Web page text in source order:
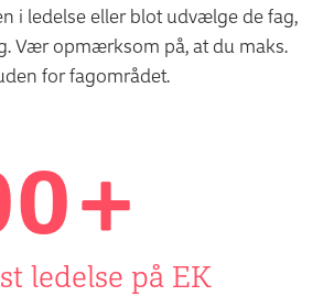
i ledelse eller blot udvælge de fag,
Vær opmærksom på, at du maks.
for fagområdet.
+
ledelse på EK